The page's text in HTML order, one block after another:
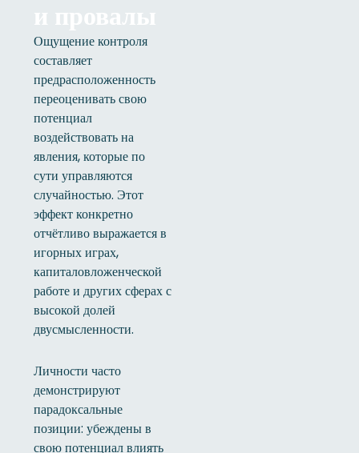
и провалы
Ощущение контроля
составляет
предрасположенность
переоценивать свою
потенциал
воздействовать на
явления, которые по
сути управляются
случайностью. Этот
эффект конкретно
отчётливо выражается в
игорных играх,
капиталовложенческой
работе и других сферах с
высокой долей
двусмысленности.
Личности часто
демонстрируют
парадоксальные
позиции: убеждены в
свою потенциал влиять